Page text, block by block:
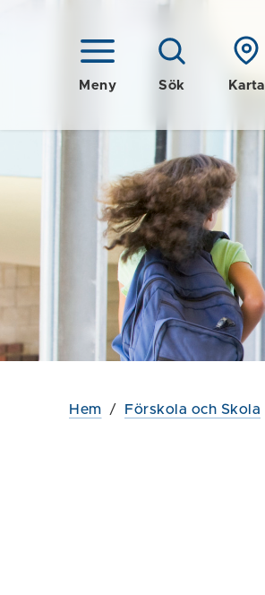
Meny Sök Karta
Hem / Förskola och Skola